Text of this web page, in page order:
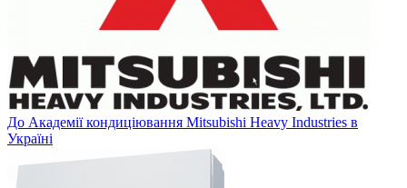
До Академії кондиціювання Mitsubishi Heavy Industries в
Україні